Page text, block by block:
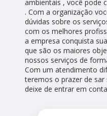
ambientais , você pode
. Com a organização
dúvidas sobre os
com os melhores
a empresa conquista
que são os maiores
nossos serviços de
Com um atendimento
teremos o prazer de sar
deixe de entrar em